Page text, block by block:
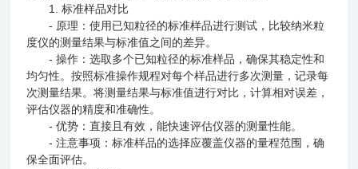
1. 标准样品对比
- 原理：使用已知粒径的标准样品进行测试，比较纳米粒
度仪的测量结果与标准值之间的差异。
- 操作：选取多个已知粒径的标准样品，确保其稳定性和
均匀性。按照标准操作规程对每个样品进行多次测量，记录每
次测量结果。将测量结果与标准值进行对比，计算相对误差，
评估仪器的精度和准确性。
- 优势：直接且有效，能快速评估仪器的测量性能。
- 注意事项：标准样品的选择应覆盖仪器的量程范围，确
保全面评估。